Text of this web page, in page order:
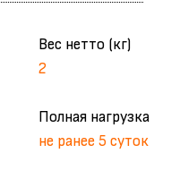
Вес нетто (кг)
2
Полная нагрузка
не ранее 5 суток